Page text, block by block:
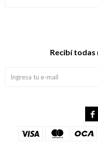
Recibí
